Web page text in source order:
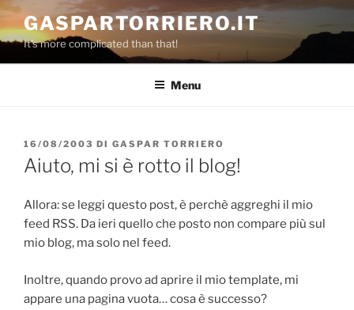
Salta
al
contenuto
GASPARTORRIERO.IT
It's more complicated than that!
Menu
PUBBLICATO
IL
16/08/2003 DI GASPAR TORRIERO
Aiuto, mi si è rotto il blog!
Allora: se leggi questo post, è perchè aggreghi il mio
feed RSS. Da ieri quello che posto non compare più sul
mio blog, ma solo nel feed.
Inoltre, quando provo ad aprire il mio template, mi
appare una pagina vuota… cosa è successo?